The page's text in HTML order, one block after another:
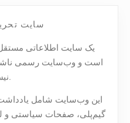
سایت
نیست.
این وب‌سایت شامل
گیم‌پلی، صفحات سیاستی و